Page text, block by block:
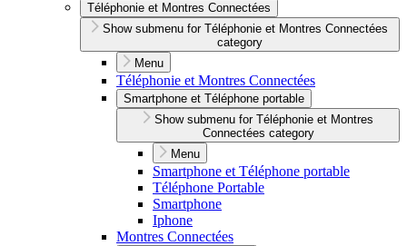
Téléphonie et Montres Connectées
Show submenu for Téléphonie et Montres Connectées
category
Menu
Téléphonie et Montres Connectées
Smartphone et Téléphone portable
Show submenu for Téléphonie et Montres
Connectées category
Menu
Smartphone et Téléphone portable
Téléphone Portable
Smartphone
Iphone
Montres Connectées